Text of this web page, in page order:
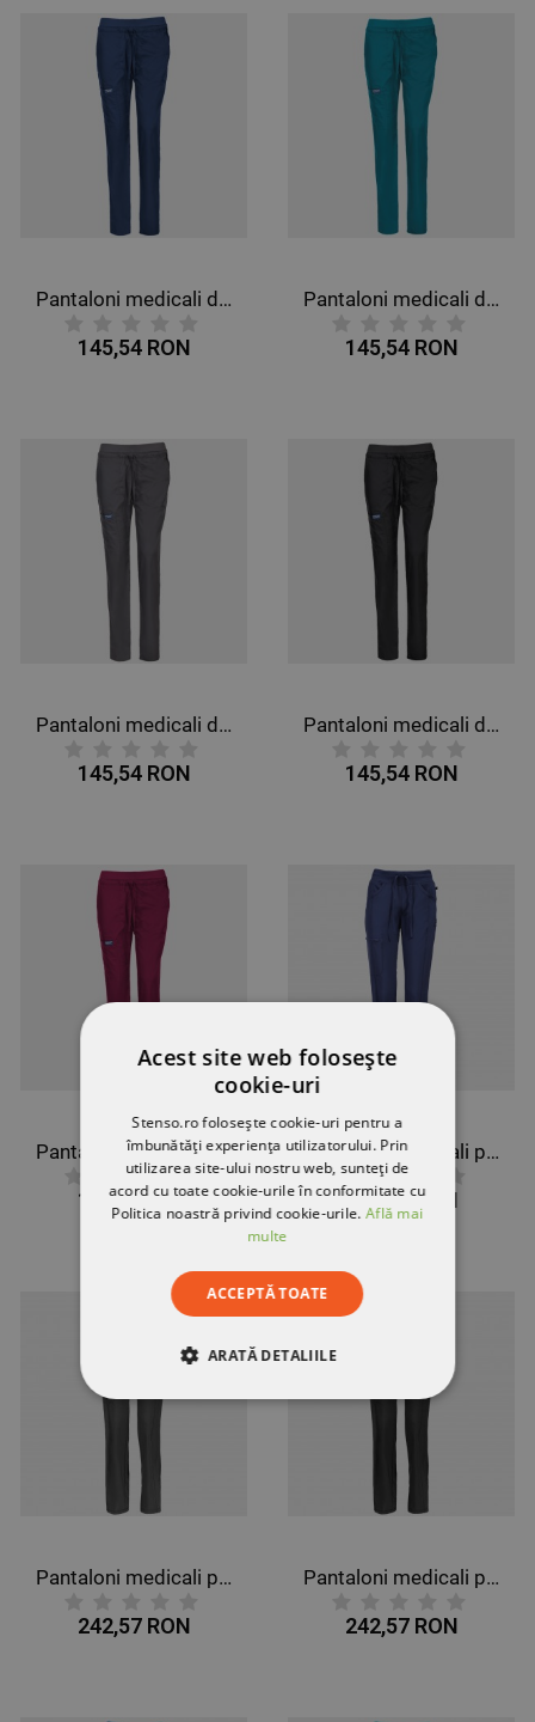
Pantaloni medicali de damă CHEROKEE MR TAPERED ALBASTRU ÎNCHIS WWE105
145,54 RON
Pantaloni medicali de damă CHEROKEE MR TAPERED CARIBBEAN BLUE WWE105
145,54 RON
Pantaloni medicali de damă CHEROKEE MR TAPERED GRI WWE105
145,54 RON
Pantaloni medicali de damă CHEROKEE MR TAPERED NEGRU WWE105
145,54 RON
Pantaloni medicali de damă CHEROKEE MR TAPERED VIȘINIU WWE105
145,54 RON
Pantaloni medicali pentru femei CHEROKEE ALBASTRU ÎNCHIS CKE1123A
242,57 RON
Pantaloni medicali pentru femei CHEROKEE GRI CKE1123A
242,57 RON
Pantaloni medicali pentru femei CHEROKEE NEGRU CKE1123A
242,57 RON
Acest site web folosește
cookie-uri
Stenso.ro folosește cookie-uri pentru a
îmbunătăți experiența utilizatorului. Prin
utilizarea site-ului nostru web, sunteți de
acord cu toate cookie-urile în conformitate cu
Politica noastră privind cookie-urile.Află mai
multe
ACCEPTĂ TOATE
ARATĂ DETALIILE
STRICT NECESARE
DE PERFORMANȚĂ
DE FUNCŢIONALITATE
NECLASIFICATE